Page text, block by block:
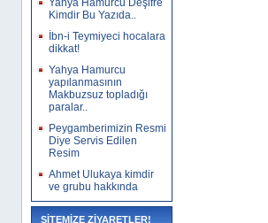
Yahya Hamurcu Deşifre
Kimdir Bu Yazıda..
İbn-i Teymiyeci hocalara
dikkat!
Yahya Hamurcu
yapılanmasının
Makbuzsuz topladığı
paralar..
Peygamberimizin Resmi
Diye Servis Edilen
Resim
Ahmet Ulukaya kimdir
ve grubu hakkında
SİTEMİZE ZİYARETLER!